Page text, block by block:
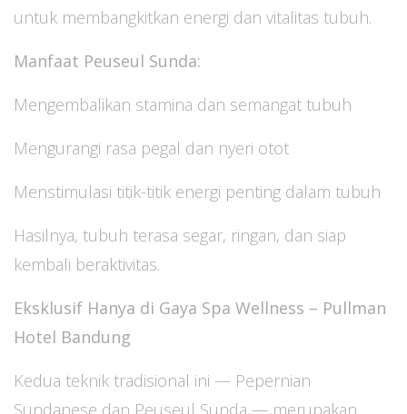
untuk membangkitkan energi dan vitalitas tubuh.
Manfaat Peuseul Sunda:
Mengembalikan stamina dan semangat tubuh
Mengurangi rasa pegal dan nyeri otot
Menstimulasi titik-titik energi penting dalam tubuh
Hasilnya, tubuh terasa segar, ringan, dan siap
kembali beraktivitas.
Eksklusif Hanya di Gaya Spa Wellness – Pullman
Hotel Bandung
Kedua teknik tradisional ini — Pepernian
Sundanese dan Peuseul Sunda — merupakan